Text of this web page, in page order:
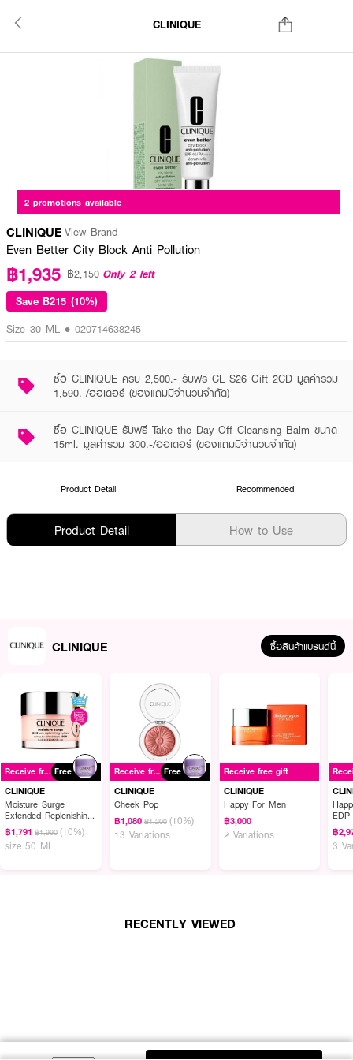
CLINIQUE
2 promotions available
CLINIQUE View Brand
Even Better City Block Anti Pollution
฿1,935 ฿2,150 Only 2 left
Save ฿215 (10%)
Size 30 ML • 020714638245
ซื้อ CLINIQUE ครบ 2,500.- รับฟรี CL S26 Gift 2CD มูลค่ารวม
1,590.-/ออเดอร์ (ของแถมมีจำนวนจำกัด)
ซื้อ CLINIQUE รับฟรี Take the Day Off Cleansing Balm ขนาด
15ml. มูลค่ารวม 300.-/ออเดอร์ (ของแถมมีจำนวนจำกัด)
Product Detail Recommended
Product Detail How to Use
CLINIQUE ซื้อสินค้าแบรนด์นี้
Receive free gift Free
CLINIQUE
Moisture Surge
Extended Replenishing
Hydrator
฿1,791 ฿1,990 (10%)
size 50 ML
Receive free gift Free
CLINIQUE
Cheek Pop
฿1,080 ฿1,200 (10%)
13 Variations
Receive free gift
CLINIQUE
Happy For Men
฿3,000
2 Variations
EDP
฿
3
RECENTLY VIEWED